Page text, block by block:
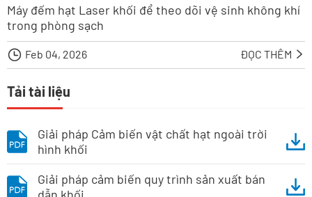
Máy đếm hạt Laser khối để theo dõi vệ sinh không khí
trong phòng sạch
 Feb 04, 2026 ĐỌC THÊM 
Tải tài liệu
Giải pháp Cảm biến vật chất hạt ngoài trời
hình khối
Giải pháp cảm biến quy trình sản xuất bán